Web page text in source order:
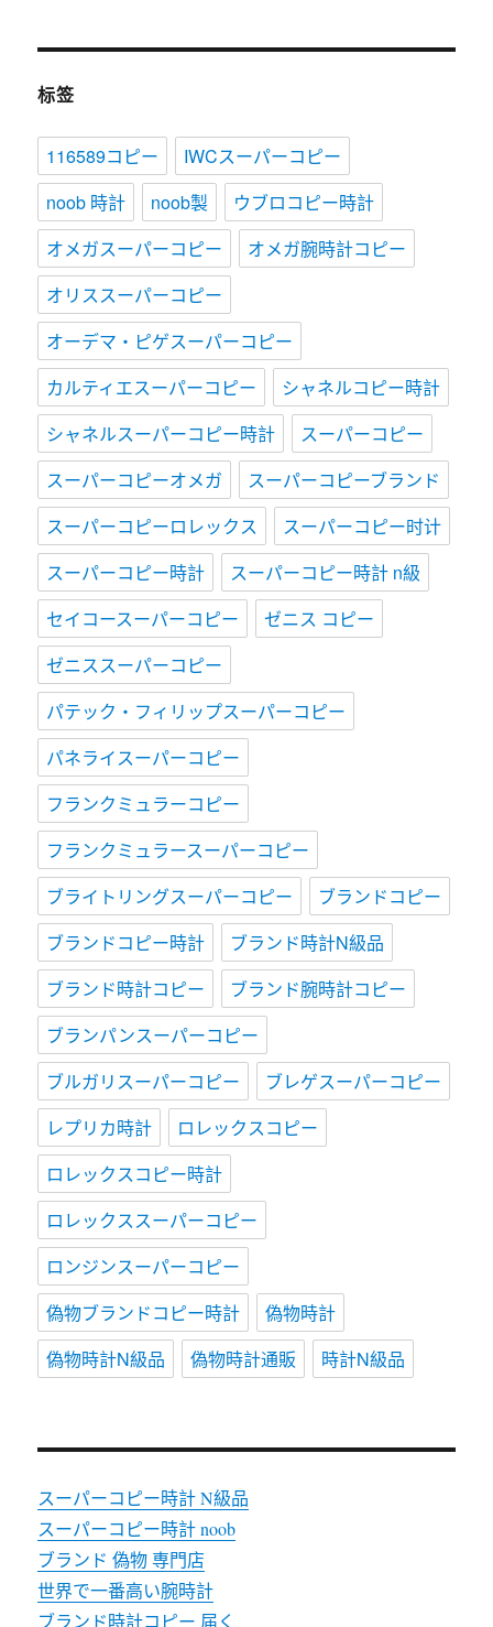
标签
116589コピー
IWCスーパーコピー
noob 時計
noob製
ウブロコピー時計
オメガスーパーコピー
オメガ腕時計コピー
オリススーパーコピー
オーデマ・ピゲスーパーコピー
カルティエスーパーコピー
シャネルコピー時計
シャネルスーパーコピー時計
スーパーコピー
スーパーコピーオメガ
スーパーコピーブランド
スーパーコピーロレックス
スーパーコピー时计
スーパーコピー時計
スーパーコピー時計 n級
セイコースーパーコピー
ゼニス コピー
ゼニススーパーコピー
パテック・フィリップスーパーコピー
パネライスーパーコピー
フランクミュラーコピー
フランクミュラースーパーコピー
ブライトリングスーパーコピー
ブランドコピー
ブランドコピー時計
ブランド時計N級品
ブランド時計コピー
ブランド腕時計コピー
ブランパンスーパーコピー
ブルガリスーパーコピー
ブレゲスーパーコピー
レプリカ時計
ロレックスコピー
ロレックスコピー時計
ロレックススーパーコピー
ロンジンスーパーコピー
偽物ブランドコピー時計
偽物時計
偽物時計N級品
偽物時計通販 時計N級品
スーパーコピー時計 N級品
スーパーコピー時計 noob
ブランド 偽物 専門店
世界で一番高い腕時計
ブランド時計コピー 届く